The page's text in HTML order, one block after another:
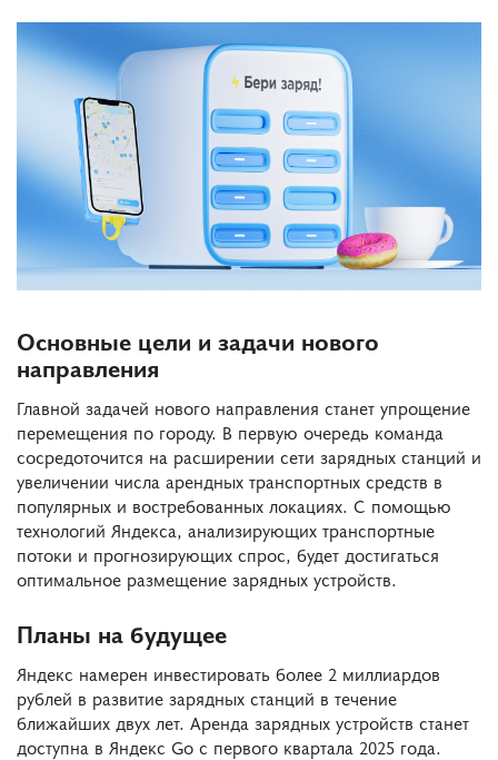
Основные цели и задачи нового
направления
Главной задачей нового направления станет упрощение
перемещения по городу. В первую очередь команда
сосредоточится на расширении сети зарядных станций и
увеличении числа арендных транспортных средств в
популярных и востребованных локациях. С помощью
технологий Яндекса, анализирующих транспортные
потоки и прогнозирующих спрос, будет достигаться
оптимальное размещение зарядных устройств.
Планы на будущее
Яндекс намерен инвестировать более 2 миллиардов
рублей в развитие зарядных станций в течение
ближайших двух лет. Аренда зарядных устройств станет
доступна в Яндекс Go с первого квартала 2025 года.